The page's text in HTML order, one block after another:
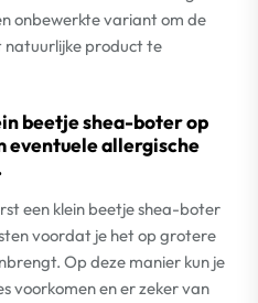
onbewerkte variant om de
natuurlijke product te
beetje shea-boter op
eventuele allergische
een klein beetje shea-boter
voordat je het op grotere
Op deze manier kun je
voorkomen en er zeker van